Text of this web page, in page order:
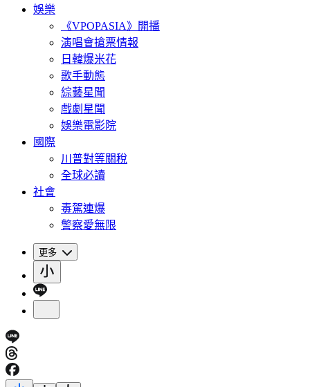
娛樂
《VPOPASIA》開播
演唱會搶票情報
日韓爆米花
歌手動態
綜藝星聞
戲劇星聞
娛樂電影院
國際
川普對等關稅
全球必讀
社會
毒駕連爆
警察愛無限
更多